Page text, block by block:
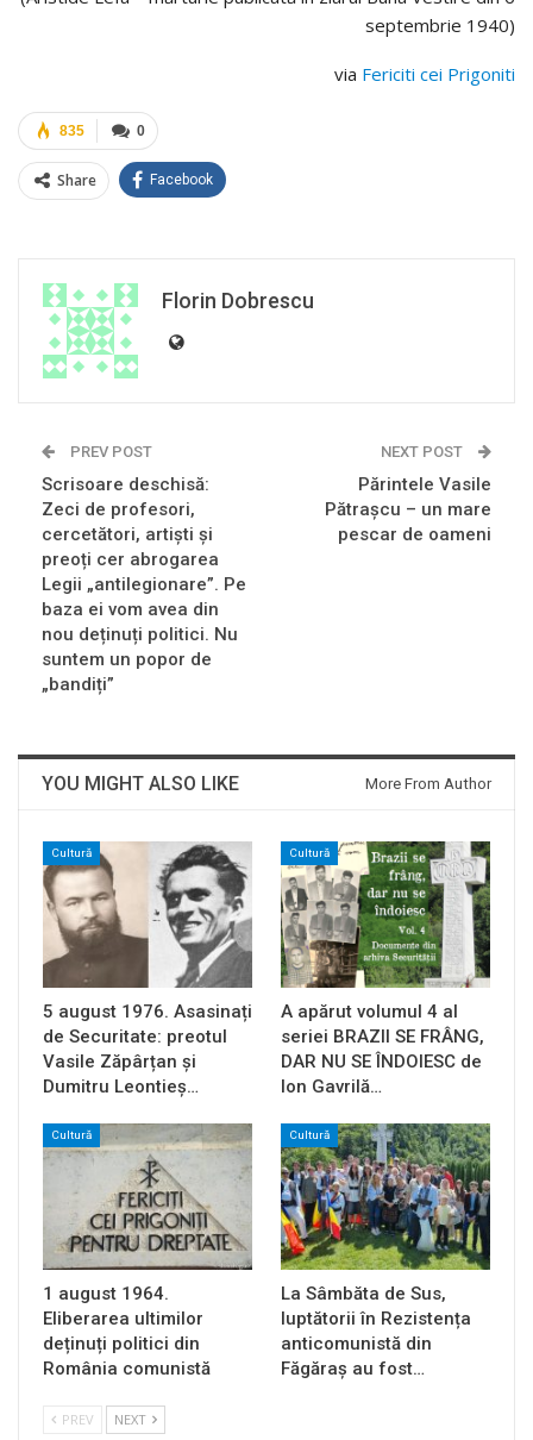
septembrie 1940)
via Fericiti cei Prigoniti
0
835
Share Facebook
Florin Dobrescu
PREV POST
Scrisoare deschisă:
Zeci de profesori,
cercetători, artiști și
preoți cer abrogarea
Legii „antilegionare”. Pe
baza ei vom avea din
nou deținuți politici. Nu
suntem un popor de
„bandiți”
NEXT POST
Părintele Vasile
Pătrașcu – un mare
pescar de oameni
YOU MIGHT ALSO LIKE More From Author
Cultură
5 august 1976. Asasinați
de Securitate: preotul
Vasile Zăpârțan și
Dumitru Leontieș…
Cultură
A apărut volumul 4 al
seriei BRAZII SE FRÂNG,
DAR NU SE ÎNDOIESC de
Ion Gavrilă…
Cultură
1 august 1964.
Eliberarea ultimilor
deținuți politici din
România comunistă
Cultură
La Sâmbăta de Sus,
luptătorii în Rezistența
anticomunistă din
Făgăraș au fost…
PREV NEXT